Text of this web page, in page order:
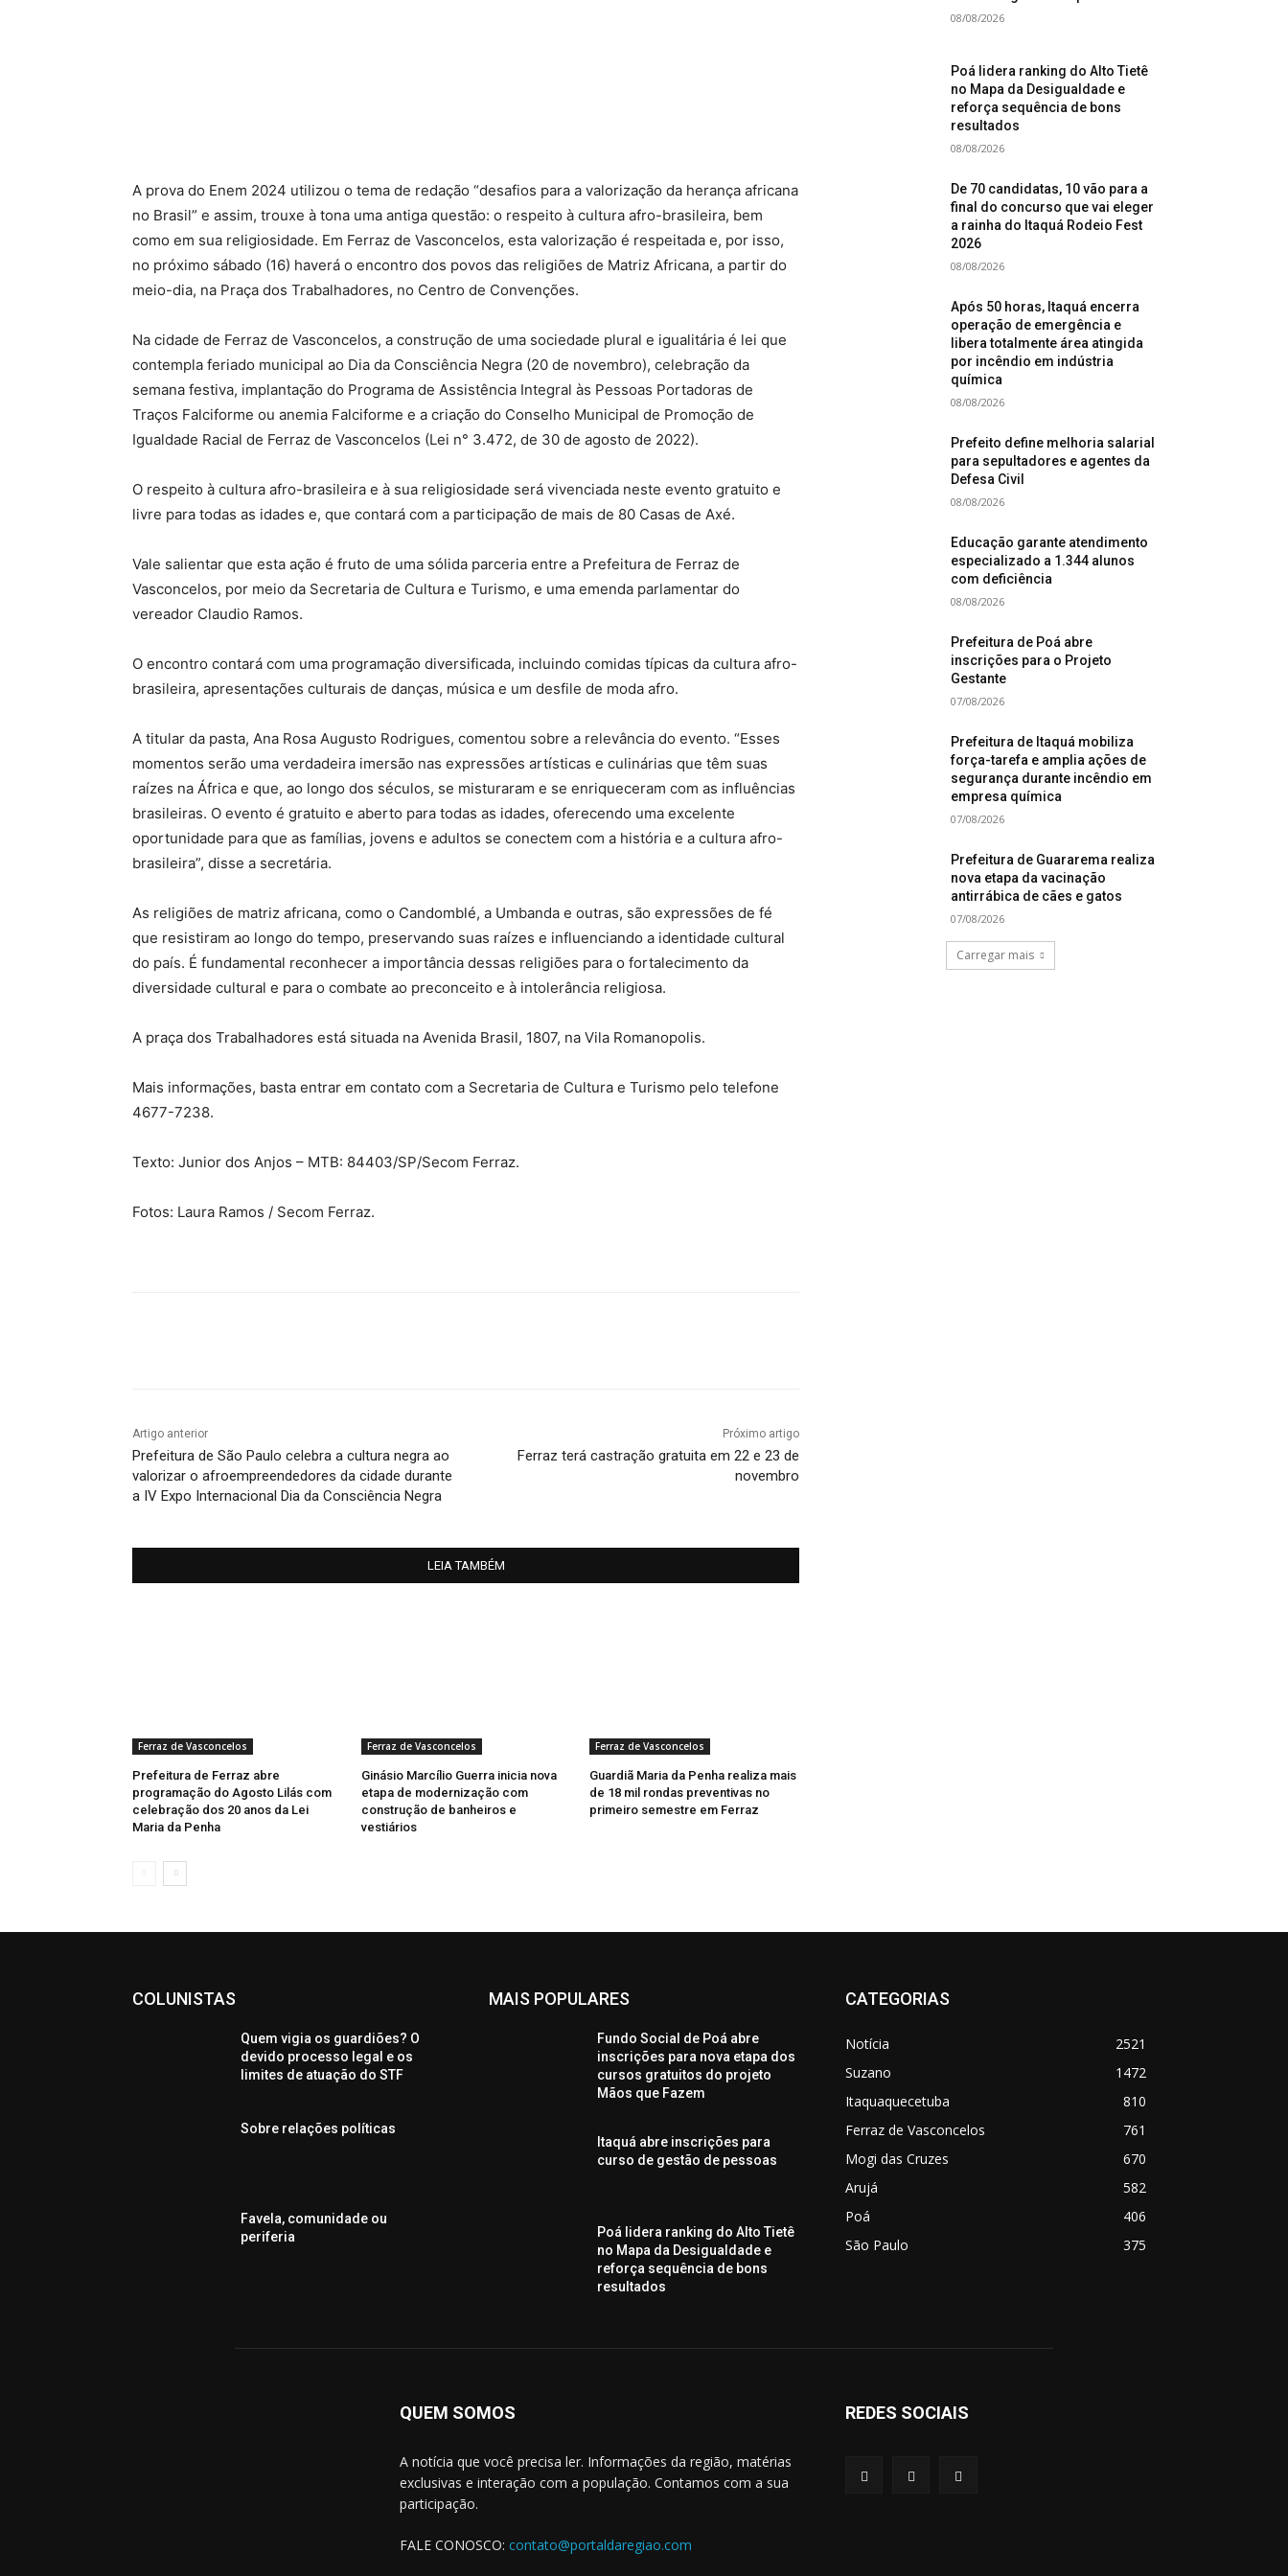
A prova do Enem 2024 utilizou o tema de redação “desafios para a valorização da herança africana
no Brasil” e assim, trouxe à tona uma antiga questão: o respeito à cultura afro-brasileira, bem
como em sua religiosidade. Em Ferraz de Vasconcelos, esta valorização é respeitada e, por isso,
no próximo sábado (16) haverá o encontro dos povos das religiões de Matriz Africana, a partir do
meio-dia, na Praça dos Trabalhadores, no Centro de Convenções.
Na cidade de Ferraz de Vasconcelos, a construção de uma sociedade plural e igualitária é lei que
contempla feriado municipal ao Dia da Consciência Negra (20 de novembro), celebração da
semana festiva, implantação do Programa de Assistência Integral às Pessoas Portadoras de
Traços Falciforme ou anemia Falciforme e a criação do Conselho Municipal de Promoção de
Igualdade Racial de Ferraz de Vasconcelos (Lei n° 3.472, de 30 de agosto de 2022).
O respeito à cultura afro-brasileira e à sua religiosidade será vivenciada neste evento gratuito e
livre para todas as idades e, que contará com a participação de mais de 80 Casas de Axé.
Vale salientar que esta ação é fruto de uma sólida parceria entre a Prefeitura de Ferraz de
Vasconcelos, por meio da Secretaria de Cultura e Turismo, e uma emenda parlamentar do
vereador Claudio Ramos.
O encontro contará com uma programação diversificada, incluindo comidas típicas da cultura afro-
brasileira, apresentações culturais de danças, música e um desfile de moda afro.
A titular da pasta, Ana Rosa Augusto Rodrigues, comentou sobre a relevância do evento. “Esses
momentos serão uma verdadeira imersão nas expressões artísticas e culinárias que têm suas
raízes na África e que, ao longo dos séculos, se misturaram e se enriqueceram com as influências
brasileiras. O evento é gratuito e aberto para todas as idades, oferecendo uma excelente
oportunidade para que as famílias, jovens e adultos se conectem com a história e a cultura afro-
brasileira”, disse a secretária.
As religiões de matriz africana, como o Candomblé, a Umbanda e outras, são expressões de fé
que resistiram ao longo do tempo, preservando suas raízes e influenciando a identidade cultural
do país. É fundamental reconhecer a importância dessas religiões para o fortalecimento da
diversidade cultural e para o combate ao preconceito e à intolerância religiosa.
A praça dos Trabalhadores está situada na Avenida Brasil, 1807, na Vila Romanopolis.
Mais informações, basta entrar em contato com a Secretaria de Cultura e Turismo pelo telefone
4677-7238.
Texto: Junior dos Anjos – MTB: 84403/SP/Secom Ferraz.
Fotos: Laura Ramos / Secom Ferraz.
Artigo anterior
Prefeitura de São Paulo celebra a cultura negra ao
valorizar o afroempreendedores da cidade durante
a IV Expo Internacional Dia da Consciência Negra
Próximo artigo
Ferraz terá castração gratuita em 22 e 23 de
novembro
LEIA TAMBÉM
Ferraz de Vasconcelos
Prefeitura de Ferraz abre
programação do Agosto Lilás com
celebração dos 20 anos da Lei
Maria da Penha
Ferraz de Vasconcelos
Ginásio Marcílio Guerra inicia nova
etapa de modernização com
construção de banheiros e
vestiários
Ferraz de Vasconcelos
Guardiã Maria da Penha realiza mais
de 18 mil rondas preventivas no
primeiro semestre em Ferraz
08/08/2026
Poá lidera ranking do Alto Tietê
no Mapa da Desigualdade e
reforça sequência de bons
resultados
08/08/2026
De 70 candidatas, 10 vão para a
final do concurso que vai eleger
a rainha do Itaquá Rodeio Fest
2026
08/08/2026
Após 50 horas, Itaquá encerra
operação de emergência e
libera totalmente área atingida
por incêndio em indústria
química
08/08/2026
Prefeito define melhoria salarial
para sepultadores e agentes da
Defesa Civil
08/08/2026
Educação garante atendimento
especializado a 1.344 alunos
com deficiência
08/08/2026
Prefeitura de Poá abre
inscrições para o Projeto
Gestante
07/08/2026
Prefeitura de Itaquá mobiliza
força-tarefa e amplia ações de
segurança durante incêndio em
empresa química
07/08/2026
Prefeitura de Guararema realiza
nova etapa da vacinação
antirrábica de cães e gatos
07/08/2026
Carregar mais
COLUNISTAS
Quem vigia os guardiões? O
devido processo legal e os
limites de atuação do STF
Sobre relações políticas
Favela, comunidade ou
periferia
MAIS POPULARES
Fundo Social de Poá abre
inscrições para nova etapa dos
cursos gratuitos do projeto
Mãos que Fazem
Itaquá abre inscrições para
curso de gestão de pessoas
Poá lidera ranking do Alto Tietê
no Mapa da Desigualdade e
reforça sequência de bons
resultados
CATEGORIAS
Notícia
2521
Suzano
1472
Itaquaquecetuba
810
Ferraz de Vasconcelos
761
Mogi das Cruzes
670
Arujá
582
Poá
406
São Paulo
375
QUEM SOMOS
A notícia que você precisa ler. Informações da região, matérias
exclusivas e interação com a população. Contamos com a sua
participação.
FALE CONOSCO: contato@portaldaregiao.com
REDES SOCIAIS